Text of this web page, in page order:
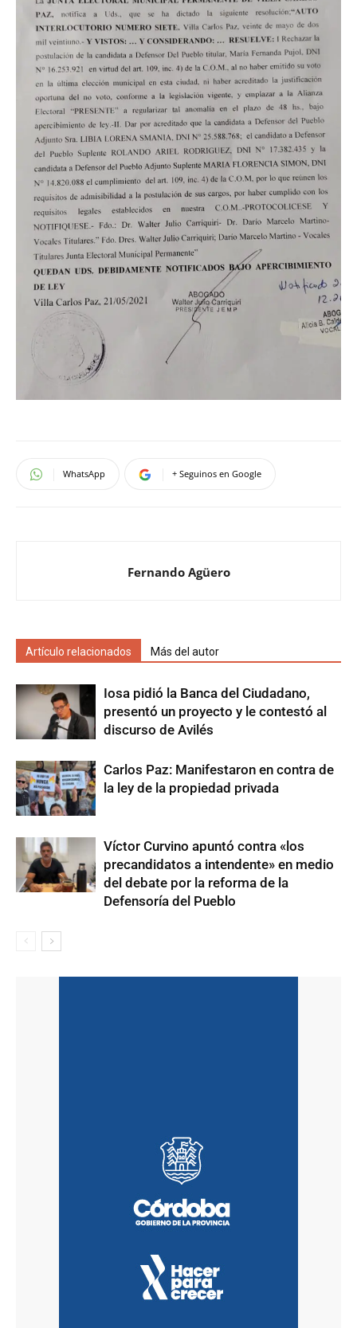
WhatsApp + Seguinos en Google
Fernando Agüero
Artículo relacionados Más del autor
Iosa pidió la Banca del Ciudadano,
presentó un proyecto y le contestó al
discurso de Avilés
Carlos Paz: Manifestaron en contra de
la ley de la propiedad privada
Víctor Curvino apuntó contra «los
precandidatos a intendente» en medio
del debate por la reforma de la
Defensoría del Pueblo